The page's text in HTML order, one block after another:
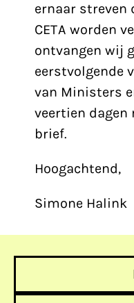
ernaar streven
CETA worden
ontvangen wij
eerstvolgende
van Ministers
veertien dagen
brief.
Hoogachtend,
Simone Halink